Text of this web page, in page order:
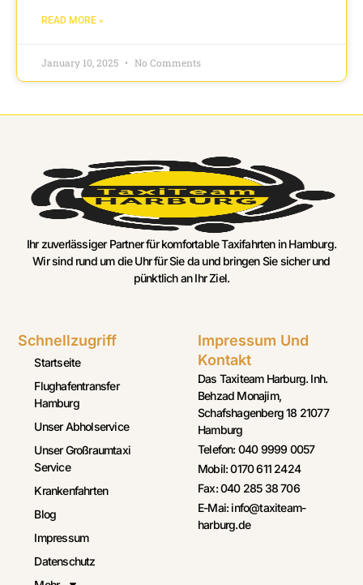
READ MORE »
January 10, 2025 No Comments
Ihr zuverlässiger Partner für komfortable Taxifahrten in Hamburg.
Wir sind rund um die Uhr für Sie da und bringen Sie sicher und
pünktlich an Ihr Ziel.
Schnellzugriff
Startseite
Flughafentransfer
Hamburg
Unser Abholservice
Unser Großraumtaxi
Service
Krankenfahrten
Blog
Impressum
Datenschutz
Impressum Und
Kontakt
Das Taxiteam Harburg. Inh.
Behzad Monajim,
Schafshagenberg 18 21077
Hamburg
Telefon: 040 9999 0057
Mobil: 0170 611 2424
Fax: 040 285 38 706
E-Mai: info@taxiteam-
harburg.de